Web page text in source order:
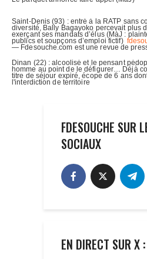
FDESOUCHE SUR
SOCIAUX
EN DIRECT SUR X :